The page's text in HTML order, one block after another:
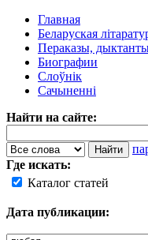
Главная
Беларуская
Пераказы,
Биографии
Слоўнік
Сачыненні
Найти на сайте:
Где искать:
Каталог статей
Дата публикации: